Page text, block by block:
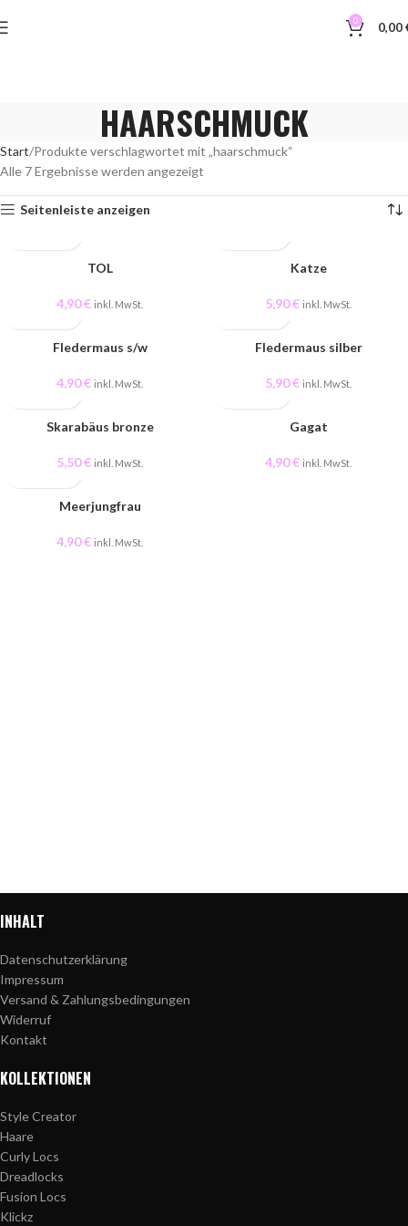
0 0,00
HAARSCHMUCK
Start Produkte verschlagwortet mit „haarschmuck“
Alle 7 Ergebnisse werden angezeigt
Seitenleiste anzeigen
TOL
4,90€ inkl. MwSt.
Katze
5,90€ inkl. MwSt.
Fledermaus s/w
4,90€ inkl. MwSt.
Fledermaus silber
5,90€ inkl. MwSt.
Skarabäus bronze
5,50€ inkl. MwSt.
Gagat
4,90€ inkl. MwSt.
AUSVERKAUFTMeerjungfrau
4,90€ inkl. MwSt.
INHALT
Datenschutzerklärung
Impressum
Versand & Zahlungsbedingungen
Widerruf
Kontakt
KOLLEKTIONEN
Style Creator
Haare
Curly Locs
Dreadlocks
Fusion Locs
Klickz